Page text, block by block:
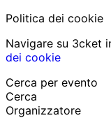
Politica dei cookie
Navigare su 3cket
dei cookie
Cerca per evento
Cerca
Organizzatore